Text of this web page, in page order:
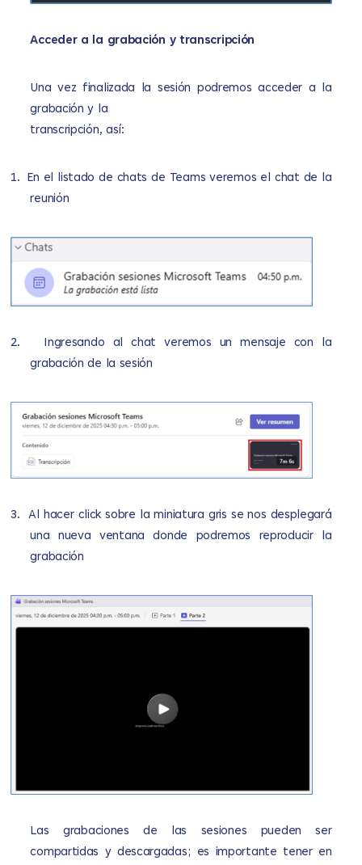
Acceder a la grabación y transcripción
Una vez finalizada la sesión podremos acceder a la
grabación y la
transcripción, así:
1.
En el listado de chats de Teams veremos el chat de la
reunión
2.
Ingresando al chat veremos un mensaje con la
grabación de la sesión
3.
Al hacer click sobre la miniatura gris se nos desplegará
una nueva ventana donde podremos reproducir la
grabación
Las grabaciones de las sesiones pueden ser
compartidas y descargadas; es importante tener en